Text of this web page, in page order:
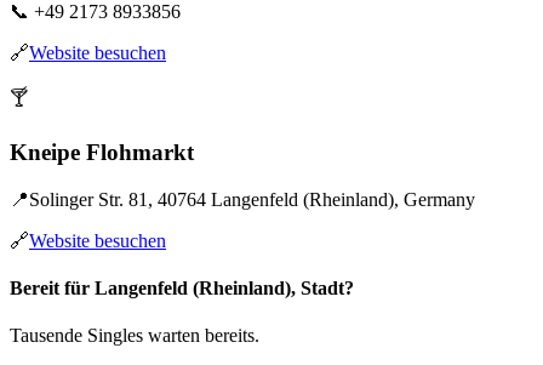
📞 +49 2173 8933856
🔗Website besuchen
🍸
Kneipe Flohmarkt
📍Solinger Str. 81, 40764 Langenfeld (Rheinland), Germany
🔗Website besuchen
Bereit für Langenfeld (Rheinland), Stadt?
Tausende Singles warten bereits.